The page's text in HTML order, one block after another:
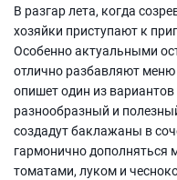
В разгар лета, когда
хозяйки приступают к
Особенно актуальными
отлично разбавляют
опишет один из
разнообразный и
создадут баклажаны в
гармонично дополняться
томатами, луком и